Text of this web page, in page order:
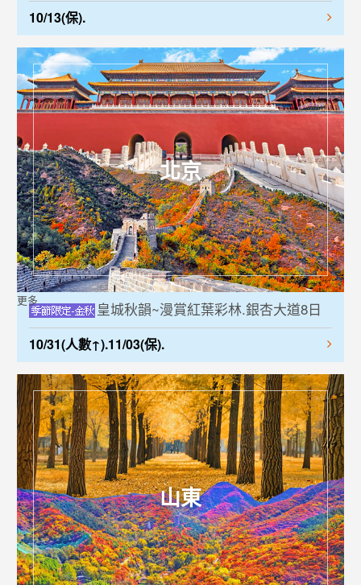
10/13(保).
北京
皇城秋韻~漫賞紅葉彩林.銀杏大道8日
10/31(人數↑).11/03(保).
更多
山東